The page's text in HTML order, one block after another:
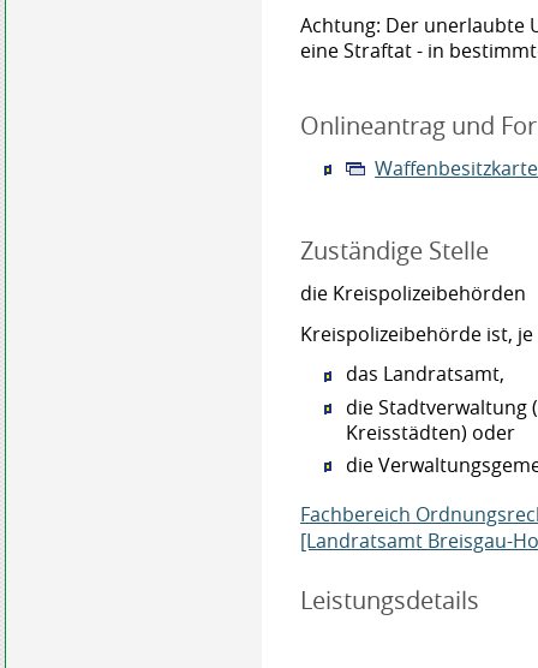
Achtung: Der unerlaubte
eine Straftat - in
Onlineantrag und
Zuständige Stelle
die Kreispolizeibehörden
Kreispolizeibehörde ist,
das Landratsamt,
die Stadtverwaltung
Kreisstädten) oder
die
Fachbereich
[Landratsamt Breisgau-
Leistungsdetails